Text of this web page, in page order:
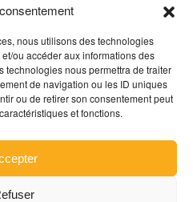
nous utilisons des technologies
ou accéder aux informations des
technologies nous permettra de traiter
de navigation ou les ID uniques
ou de retirer son consentement peut
et fonctions.